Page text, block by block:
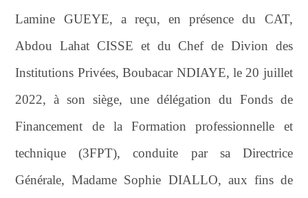
Lamine GUEYE, a reçu, en présence du CAT,
Abdou Lahat CISSE et du Chef de Divion des
Institutions Privées, Boubacar NDIAYE, le 20 juillet
2022, à son siège, une délégation du Fonds de
Financement de la Formation professionnelle et
technique (3FPT), conduite par sa Directrice
Générale, Madame Sophie DIALLO, aux fins de